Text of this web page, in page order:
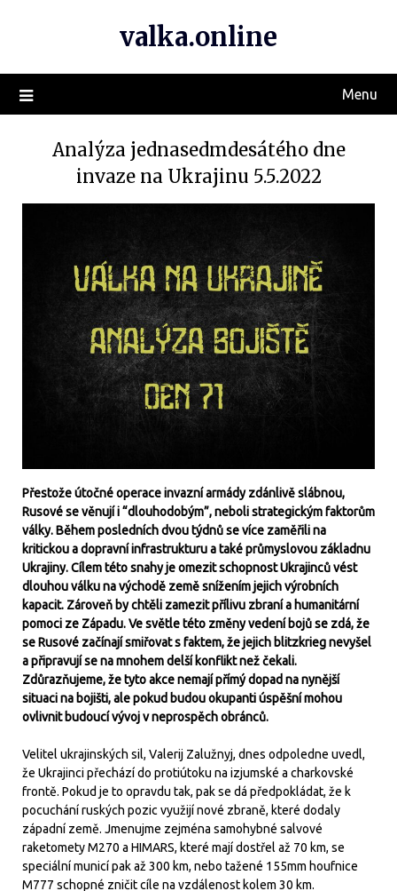
valka.online
Menu
Analýza jednasedmdesátého dne
invaze na Ukrajinu 5.5.2022
Přestože útočné operace invazní armády zdánlivě slábnou,
Rusové se věnují i “dlouhodobým”, neboli strategickým faktorům
války. Během posledních dvou týdnů se více zaměřili na
kritickou a dopravní infrastrukturu a také průmyslovou základnu
Ukrajiny. Cílem této snahy je omezit schopnost Ukrajinců vést
dlouhou válku na východě země snížením jejich výrobních
kapacit. Zároveň by chtěli zamezit přílivu zbraní a humanitární
pomoci ze Západu. Ve světle této změny vedení bojů se zdá, že
se Rusové začínají smiřovat s faktem, že jejich blitzkrieg nevyšel
a připravují se na mnohem delší konflikt než čekali.
Zdůrazňujeme, že tyto akce nemají přímý dopad na nynější
situaci na bojišti, ale pokud budou okupanti úspěšní mohou
ovlivnit budoucí vývoj v neprospěch obránců.
Velitel ukrajinských sil, Valerij Zalužnyj, dnes odpoledne uvedl,
že Ukrajinci přechází do protiútoku na izjumské a charkovské
frontě. Pokud je to opravdu tak, pak se dá předpokládat, že k
pocuchání ruských pozic využijí nové zbraně, které dodaly
západní země. Jmenujme zejména samohybné salvové
raketomety M270 a HIMARS, které mají dostřel až 70 km, se
speciální municí pak až 300 km, nebo tažené 155mm houfnice
M777 schopné zničit cíle na vzdálenost kolem 30 km.